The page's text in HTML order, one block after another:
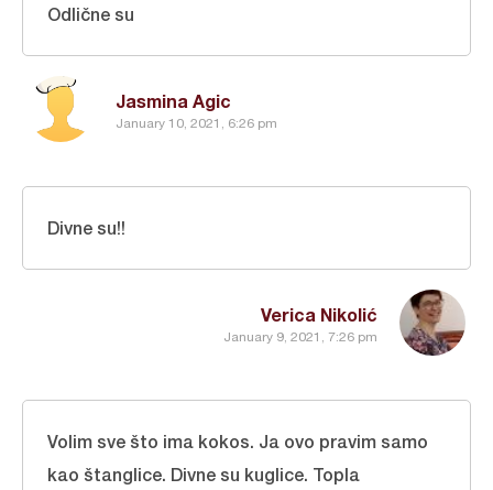
Jasmina Agic
January 10, 2021, 6:26 pm
Odlične su
Verica Nikolić
January 9, 2021, 7:26 pm
Divne su!!
Volim sve što ima kokos. Ja ovo pravim samo
kao štanglice. Divne su kuglice. Topla